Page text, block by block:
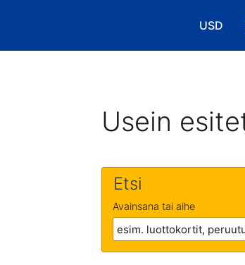
USD
Valitse
Usein
Etsi
Avainsana tai aihe